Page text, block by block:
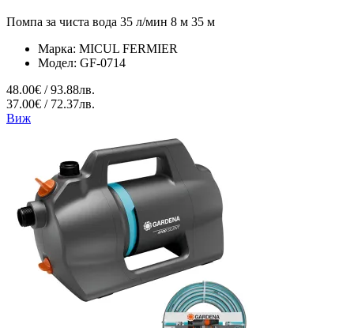
Помпа за чиста вода 35 л/мин 8 м 35 м
Марка: MICUL FERMIER
Модел: GF-0714
48.00€ / 93.88лв.
37.00€ / 72.37лв.
Виж